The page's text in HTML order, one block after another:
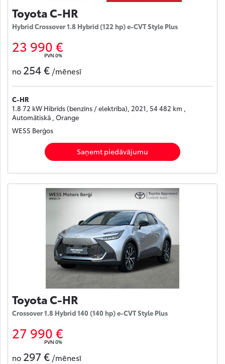
Toyota C-HR
Hybrid Crossover 1.8 Hybrid (122 hp) e-CVT Style Plus
23 990 €
PVN 0%
no 254 € /mēnesī
C-HR
1.8 72 kW Hibrīds (benzīns / elektrība), 2021, 54 482 km ,
Automātiskā , Orange
WESS Berģos
Saņemt piedāvājumu
Toyota C-HR
Crossover 1.8 Hybrid 140 (140 hp) e-CVT Style Plus
27 990 €
PVN 0%
no 297 € /mēnesī